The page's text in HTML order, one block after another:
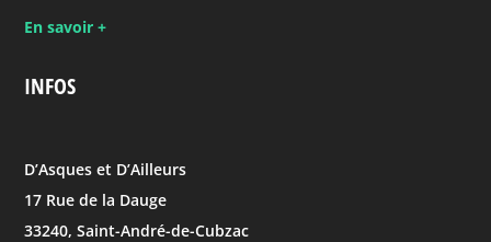
En savoir +
INFOS
D’Asques et D’Ailleurs
17 Rue de la Dauge
33240, Saint-André-de-Cubzac